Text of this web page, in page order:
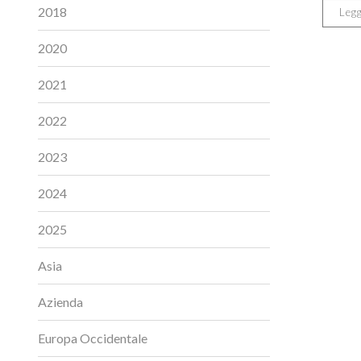
2018
2020
2021
2022
2023
2024
2025
Asia
Azienda
Europa Occidentale